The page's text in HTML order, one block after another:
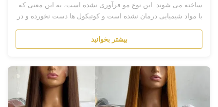
ساخته می شوند. این نوع مو فرآوری نشده است، به این معنی که
با مواد شیمیایی درمان نشده است و کوتیکول ها دست نخورده و در
بیشتر بخوانید